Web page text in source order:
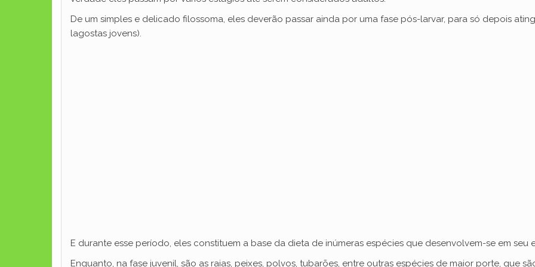
De um simples e delicado filossoma, eles deverão passar ainda por uma fase pós-larvar, para só depois
lagostas jovens).
E durante esse período, eles constituem a base da dieta de inúmeras espécies que desenvolvem-se em seu
Enquanto, na fase juvenil, são as raias, peixes, polvos, tubarões, entre outras espécies de maior porte, que